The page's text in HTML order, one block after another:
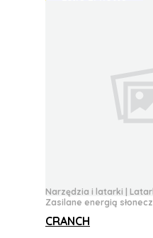
Narzędzia i latarki
Zasilane energią
CRANCH